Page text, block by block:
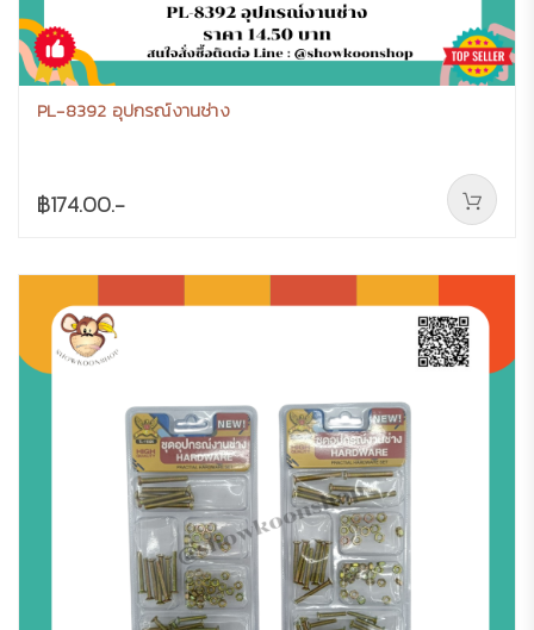
PL-8392 อุปกรณ์งานช่าง
฿174.00.-